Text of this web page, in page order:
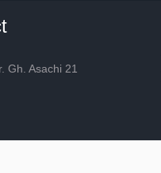
Gh. Asachi 21